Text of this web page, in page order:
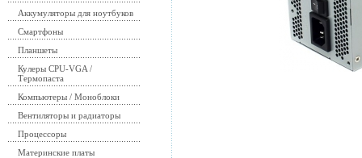
Аккумуляторы для ноутбуков
Смартфоны
Планшеты
Кулеры CPU-VGA /
Термопаста
Компьютеры / Моноблоки
Вентиляторы и радиаторы
Процессоры
Материнские платы